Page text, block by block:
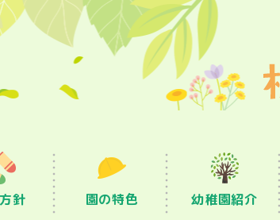
針 園の特色 幼稚園紹介